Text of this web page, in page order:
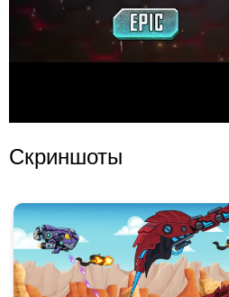
Скриншоты